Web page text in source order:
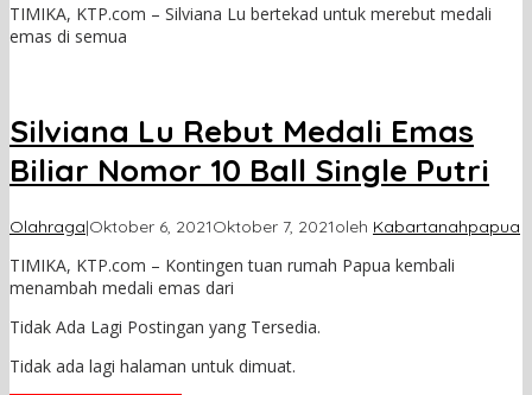
TIMIKA, KTP.com – Silviana Lu bertekad untuk merebut medali
emas di semua
Silviana Lu Rebut Medali Emas
Biliar Nomor 10 Ball Single Putri
Olahraga|Oktober 6, 2021Oktober 7, 2021oleh Kabartanahpapua
TIMIKA, KTP.com – Kontingen tuan rumah Papua kembali
menambah medali emas dari
Tidak Ada Lagi Postingan yang Tersedia.
Tidak ada lagi halaman untuk dimuat.